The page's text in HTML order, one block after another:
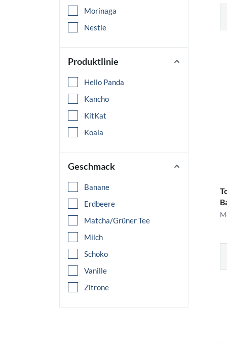
Morinaga
Nestle
Produktlinie
Hello Panda
Kancho
KitKat
Koala
Geschmack
Banane
Erdbeere
Matcha/Grüner Tee
Milch
Schoko
Vanille
Zitrone